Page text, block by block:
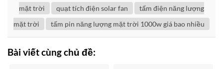
mặt trời
quạt tích điện solar fan
tấm điện năng lượng
mặt trời
tấm pin năng lượng mặt trời 1000w giá bao nhiều
Bài viết cùng chủ đề: